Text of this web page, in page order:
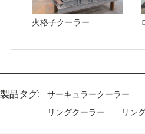
火格子クーラー
製品タグ: サーキュラークーラー
リングクーラー
リン